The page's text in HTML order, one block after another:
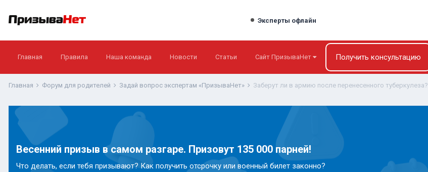
Эксперты офлайн
Главная Правила Наша команда Новости Статьи Сайт ПризываНет Получить консультацию
Главная Форум для родителей Задай вопрос экспертам «ПризываНет» Заберут ли в армию после перенесенного туберкулеза?
Весенний призыв в самом разгаре. Призовут 135 000 парней!
Что делать, если тебя призывают? Как получить отсрочку или военный билет законно?